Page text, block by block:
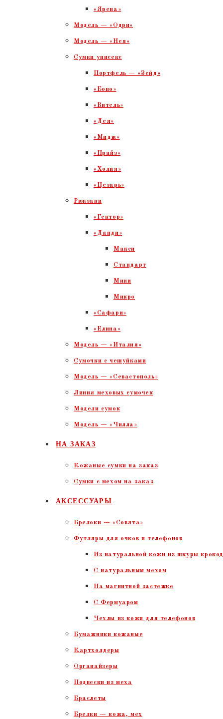
«Ярена»
Модель — «Одри»
Модель — «Нея»
Сумки унисекс
Портфель — «Зейд»
«Боно»
«Витель»
«Дея»
«Мидж»
«Прайз»
«Холия»
«Цезарь»
Рюкзаки
«Гектор»
«Данди»
Макси
Стандарт
Мини
Микро
«Сафари»
«Елина»
Модель — «Италия»
Сумочки с чешуйками
Модель — «Севастополь»
Линия меховых сумочек
Модели сумок
Модель — «Чилла»
НА ЗАКАЗ
Кожаные сумки на заказ
Сумки с мехом на заказ
АКСЕССУАРЫ
Брелоки — «Совята»
Футляры для очков и телефонов
Из натуральной кожи из шкуры
С натуральным мехом
На магнитной застежке
С Фермуаром
Чехлы из кожи для телефонов
Бумажники кожаные
Картхолдеры
Органайзеры
Подвески из меха
Браслеты
Брелки — кожа, мех